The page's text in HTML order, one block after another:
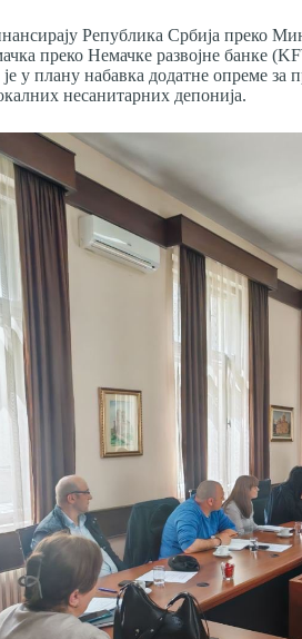
Република Србија преко
преко Немачке развојне банке
је у плану набавка додатне
несанитарних депонија.